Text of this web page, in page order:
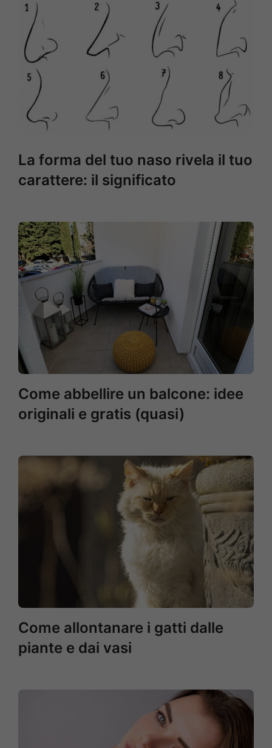
La forma del tuo naso rivela il tuo
carattere: il significato
Come abbellire un balcone: idee
originali e gratis (quasi)
Come allontanare i gatti dalle
piante e dai vasi